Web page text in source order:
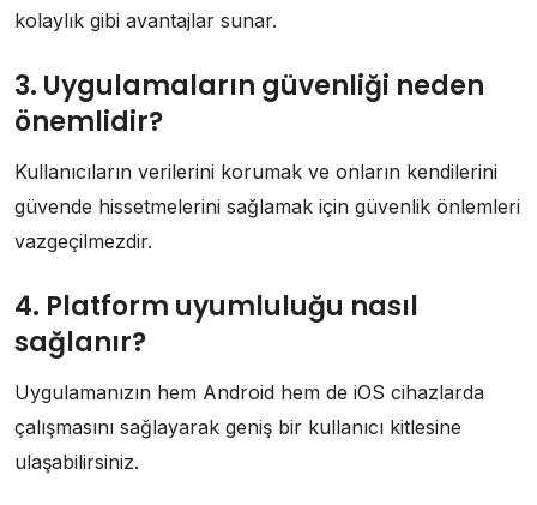
kolaylık gibi avantajlar sunar.
3. Uygulamaların güvenliği neden
önemlidir?
Kullanıcıların verilerini korumak ve onların kendilerini
güvende hissetmelerini sağlamak için güvenlik önlemleri
vazgeçilmezdir.
4. Platform uyumluluğu nasıl
sağlanır?
Uygulamanızın hem Android hem de iOS cihazlarda
çalışmasını sağlayarak geniş bir kullanıcı kitlesine
ulaşabilirsiniz.